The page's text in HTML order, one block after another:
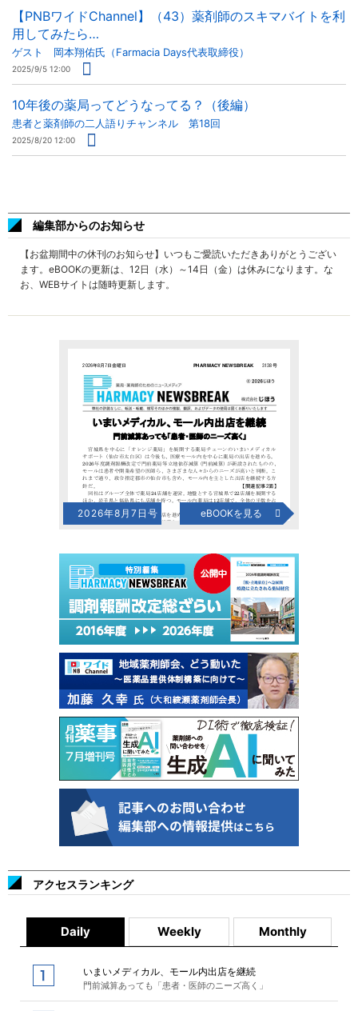
【PNBワイドChannel】（43）薬剤師のスキマバイトを利
用してみたら…
ゲスト 岡本翔佑氏（Farmacia Days代表取締役）
2025/9/5 12:00
10年後の薬局ってどうなってる？（後編）
患者と薬剤師の二人語りチャンネル 第18回
2025/8/20 12:00
編集部からのお知らせ
【お盆期間中の休刊のお知らせ】いつもご愛読いただきありがとうござい
ます。eBOOKの更新は、12日（水）～14日（金）は休みになります。な
お、WEBサイトは随時更新します。
2026年8月7日号 eBOOKを見る
アクセスランキング
Daily Weekly Monthly
いまいメディカル、モール内出店を継続
門前減算あっても「患者・医師のニーズ高く」